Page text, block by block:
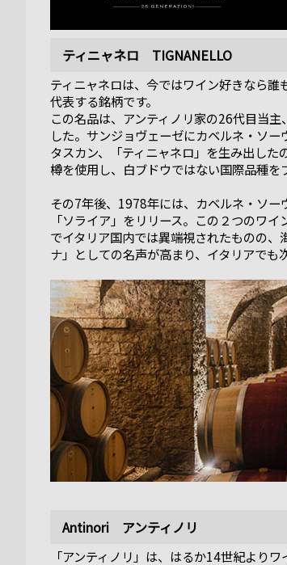
ティニャネロ TIGNANELLO
ティニャネロは、今ではワイン好きなら
代表する銘柄です。
この名品は、アンティノリ家の26代目当
した。サンジョヴェーゼにカベルネ・ソ
タスカン、「ティニャネロ」を生み出し
樽を使用し、白ブドウではない国際品種を
その7年後、1978年には、カベルネ・ソー
「ソライア」をリリース。この２つのワ
でイタリア国内では異端視されたものの
ナ」としての名声が高まり、イタリアでも
Antinori アンティノリ
「アンティノリ」は、はるか14世紀より